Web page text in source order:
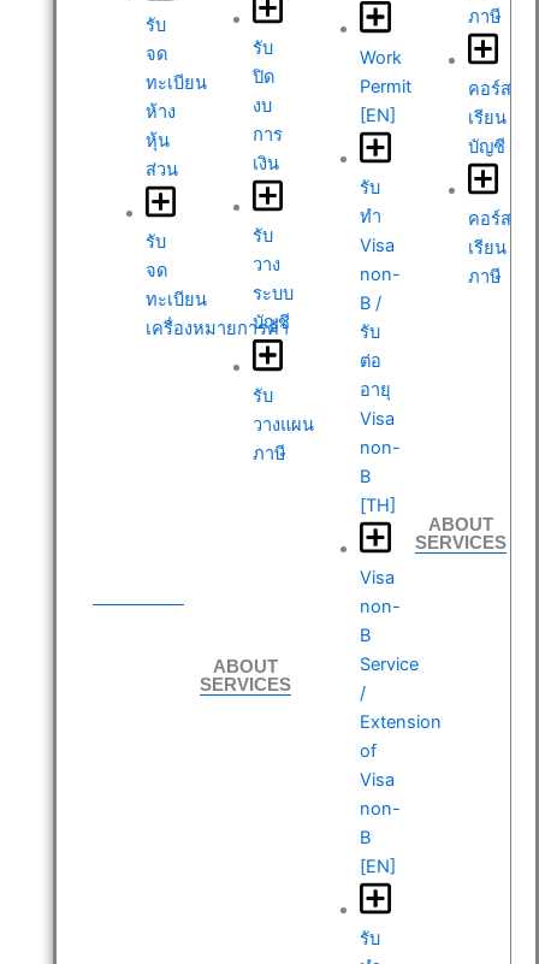
รับ
จด
ทะเบียน
ห้าง
หุ้น
ส่วน
รับ
จด
ทะเบียน
เครื่องหมายการค้า
รับ
ปิด
งบ
การ
เงิน
รับ
วาง
ระบบ
บัญชี
รับ
วางแผน
ภาษี
ABOUT
SERVICES
Work
Permit
[EN]
รับ
ทำ
Visa
non-
B /
รับ
ต่อ
อายุ
Visa
non-
B
[TH]
Visa
non-
B
Service
/
Extension
of
Visa
non-
B
[EN]
รับ
ภาษี
คอร์ส
เรียน
บัญชี
คอร์ส
เรียน
ภาษี
ABOUT
SERVICES